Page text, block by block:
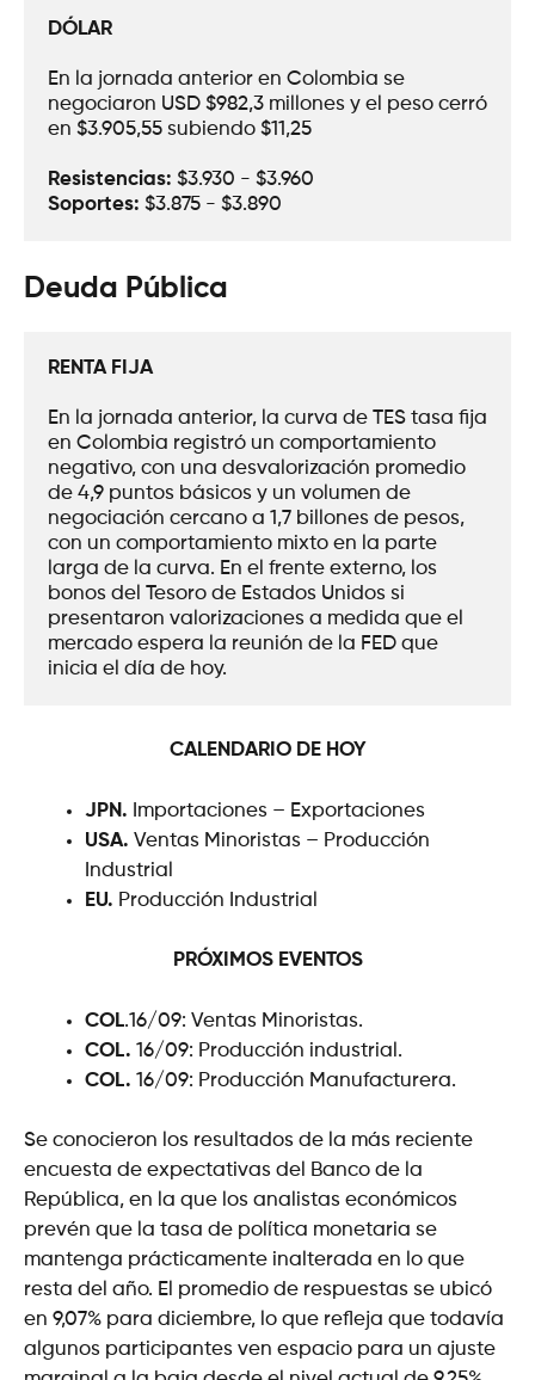
DÓLAR
En la jornada anterior en Colombia se
negociaron USD $982,3 millones y el peso cerró
en $3.905,55 subiendo $11,25
Resistencias: $3.930 - $3.960
Soportes: $3.875 - $3.890
Deuda Pública
RENTA FIJA
En la jornada anterior, la curva de TES tasa fija
en Colombia registró un comportamiento
negativo, con una desvalorización promedio
de 4,9 puntos básicos y un volumen de
negociación cercano a 1,7 billones de pesos,
con un comportamiento mixto en la parte
larga de la curva. En el frente externo, los
bonos del Tesoro de Estados Unidos si
presentaron valorizaciones a medida que el
mercado espera la reunión de la FED que
inicia el día de hoy.
CALENDARIO DE HOY
JPN. Importaciones – Exportaciones
USA. Ventas Minoristas – Producción
Industrial
EU. Producción Industrial
PRÓXIMOS EVENTOS
COL.16/09: Ventas Minoristas.
COL. 16/09: Producción industrial.
COL. 16/09: Producción Manufacturera.
Se conocieron los resultados de la más reciente
encuesta de expectativas del Banco de la
República, en la que los analistas económicos
prevén que la tasa de política monetaria se
mantenga prácticamente inalterada en lo que
resta del año. El promedio de respuestas se ubicó
en 9,07% para diciembre, lo que refleja que todavía
algunos participantes ven espacio para un ajuste